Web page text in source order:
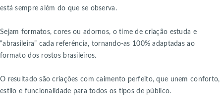
está sempre além do que se observa.
Sejam formatos, cores ou adornos, o time de criação estuda e
“abrasileira” cada referência, tornando-as 100% adaptadas ao
formato dos rostos brasileiros.
O resultado são criações com caimento perfeito, que unem conforto,
estilo e funcionalidade para todos os tipos de público.